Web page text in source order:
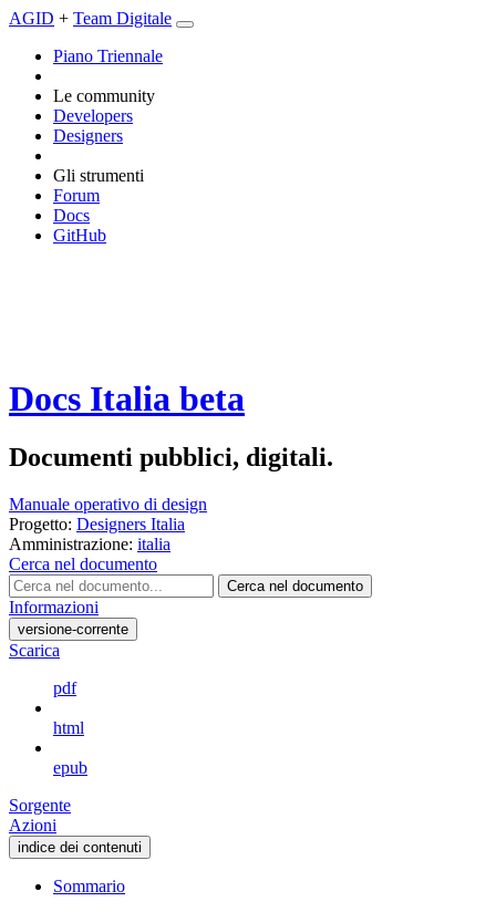
AGID + Team Digitale
Piano Triennale
Le community
Developers
Designers
Gli strumenti
Forum
Docs
GitHub
Docs Italia beta
Documenti pubblici, digitali.
Manuale operativo di design
Progetto: Designers Italia
Amministrazione: italia
Cerca nel documento
Cerca nel documento
Informazioni
versione-corrente
Scarica
pdf
html
epub
Sorgente
Azioni
indice dei contenuti
Sommario